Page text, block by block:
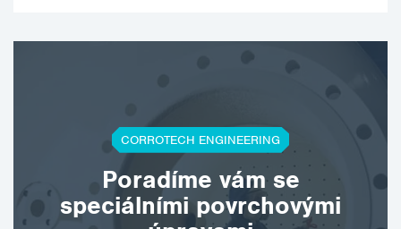
CORROTECH ENGINEERING
Poradíme vám se
speciálními povrchovými